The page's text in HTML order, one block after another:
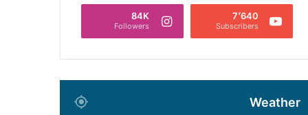
7٬640
Subscribers
84K
Followers
Weather